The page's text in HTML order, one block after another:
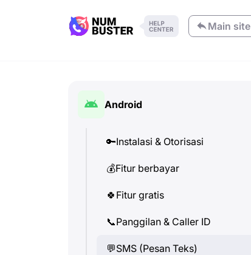
Main site
Android
🔑Instalasi & Otorisasi
💰Fitur berbayar
🍀 Fitur gratis
📞Panggilan & Caller ID
💬SMS (Pesan Teks)